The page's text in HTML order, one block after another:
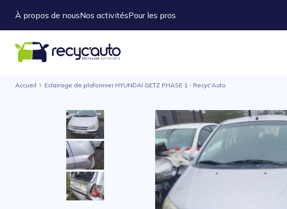
À propos de nousNos activitésPour les pros
Accueil Eclairage de plafonnier HYUNDAI GETZ PHASE 1 - Recyc'Auto